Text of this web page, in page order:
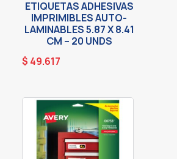
ETIQUETAS ADHESIVAS
IMPRIMIBLES AUTO-
LAMINABLES 5.87 X 8.41
CM – 20 UNDS
$ 49.617